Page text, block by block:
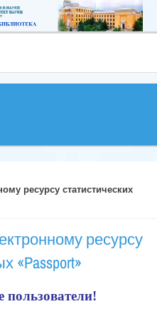
ресурсу статистических
ресурсу
«Passport»